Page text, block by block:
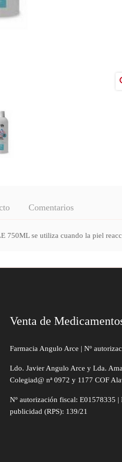
Comentarios
750ML se utiliza cuando la piel
Venta de
Farmacia Angulo Arce | Nº
Ldo. Javier Angulo Arce y Lda.
Colegiad@ nª 0972 y 1177 COF
Nº autorización fiscal: E01578335 |
publicidad (RPS): 139/21